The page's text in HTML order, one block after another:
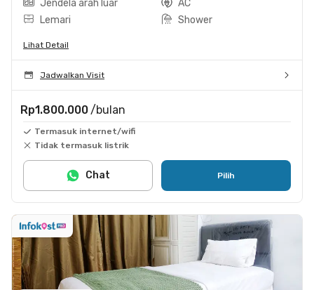
Jendela arah luar
AC
Lemari
Shower
Lihat Detail
Jadwalkan Visit
Rp1.800.000 /bulan
Termasuk internet/wifi
Tidak termasuk listrik
Pilih
Chat